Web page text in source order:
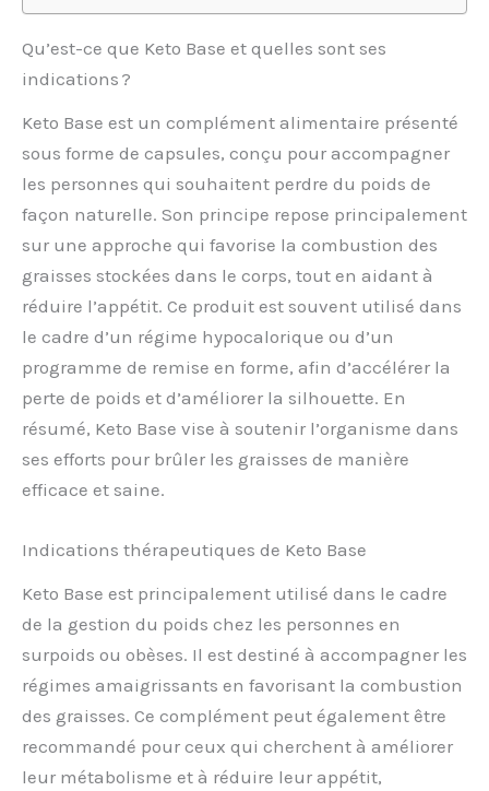
Qu’est-ce que Keto Base et quelles sont ses
indications ?
Keto Base est un complément alimentaire présenté
sous forme de capsules, conçu pour accompagner
les personnes qui souhaitent perdre du poids de
façon naturelle. Son principe repose principalement
sur une approche qui favorise la combustion des
graisses stockées dans le corps, tout en aidant à
réduire l’appétit. Ce produit est souvent utilisé dans
le cadre d’un régime hypocalorique ou d’un
programme de remise en forme, afin d’accélérer la
perte de poids et d’améliorer la silhouette. En
résumé, Keto Base vise à soutenir l’organisme dans
ses efforts pour brûler les graisses de manière
efficace et saine.
Indications thérapeutiques de Keto Base
Keto Base est principalement utilisé dans le cadre
de la gestion du poids chez les personnes en
surpoids ou obèses. Il est destiné à accompagner les
régimes amaigrissants en favorisant la combustion
des graisses. Ce complément peut également être
recommandé pour ceux qui cherchent à améliorer
leur métabolisme et à réduire leur appétit,